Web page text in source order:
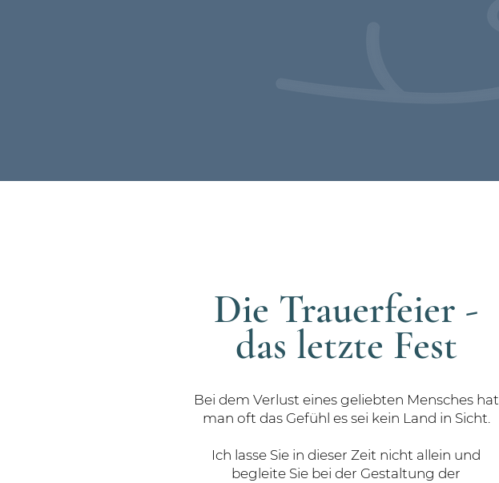
Die Trauerfeier -
das letzte Fest
Bei dem Verlust eines geliebten Mensches hat
man oft das Gefühl es sei kein Land in Sicht.
Ich lasse Sie in dieser Zeit nicht allein und
begleite Sie bei der Gestaltung der